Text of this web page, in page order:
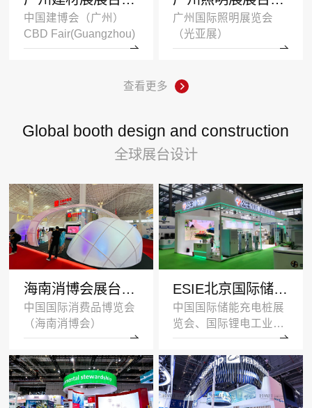
中国建博会（广州）
CBD Fair(Guangzhou)
广州国际照明展览会
（光亚展）
查看更多
Global booth design and construction
全球展台设计
海南消博会展台设计搭建案例-王府井集团-深圳展示设计公司
中国国际消费品博览会
（海南消博会）
ESIE北京国际储能展览会展台设计搭建案例-公牛集团
中国国际储能充电桩展
览会、国际锂电工业展
览会